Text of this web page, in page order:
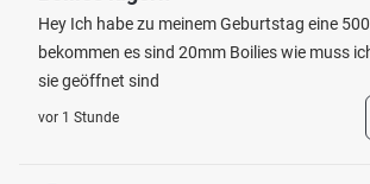
Hey Ich habe zu meinem Geburtstag eine
bekommen es sind 20mm Boilies wie muss
sie geöffnet sind
vor 1 Stunde